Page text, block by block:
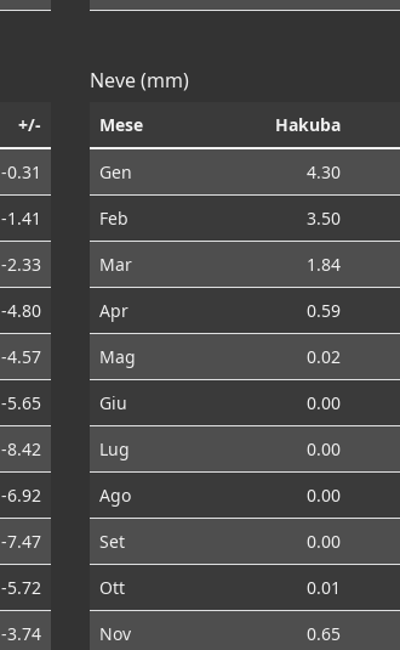
+/-
-0.31
-1.41
-2.33
-4.80
-4.57
-5.65
-8.42
-6.92
-7.47
-5.72
-3.74
Neve (mm)
Mese Hakuba
Gen 4.30
Feb
3.50
Mar
1.84
Apr
0.59
Mag
0.02
Giu
0.00
Lug
0.00
Ago
0.00
Set
0.00
Ott
0.01
Nov
0.65